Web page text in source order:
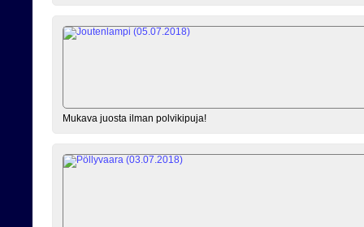
Mukava juosta ilman polvikipuja!